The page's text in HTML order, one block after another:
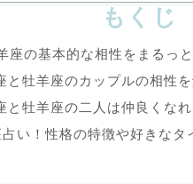
もくじ
座の基本的な相性をまるっ
牡羊座のカップルの相性を
牡羊座の二人は仲良くなれ
い！性格の特徴や好きなタ